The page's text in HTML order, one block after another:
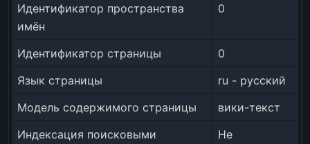
Идентификатор пространства
имён
0
Идентификатор страницы
0
Язык страницы
ru - русский
Модель содержимого страницы
вики-текст
Индексация поисковыми
Не